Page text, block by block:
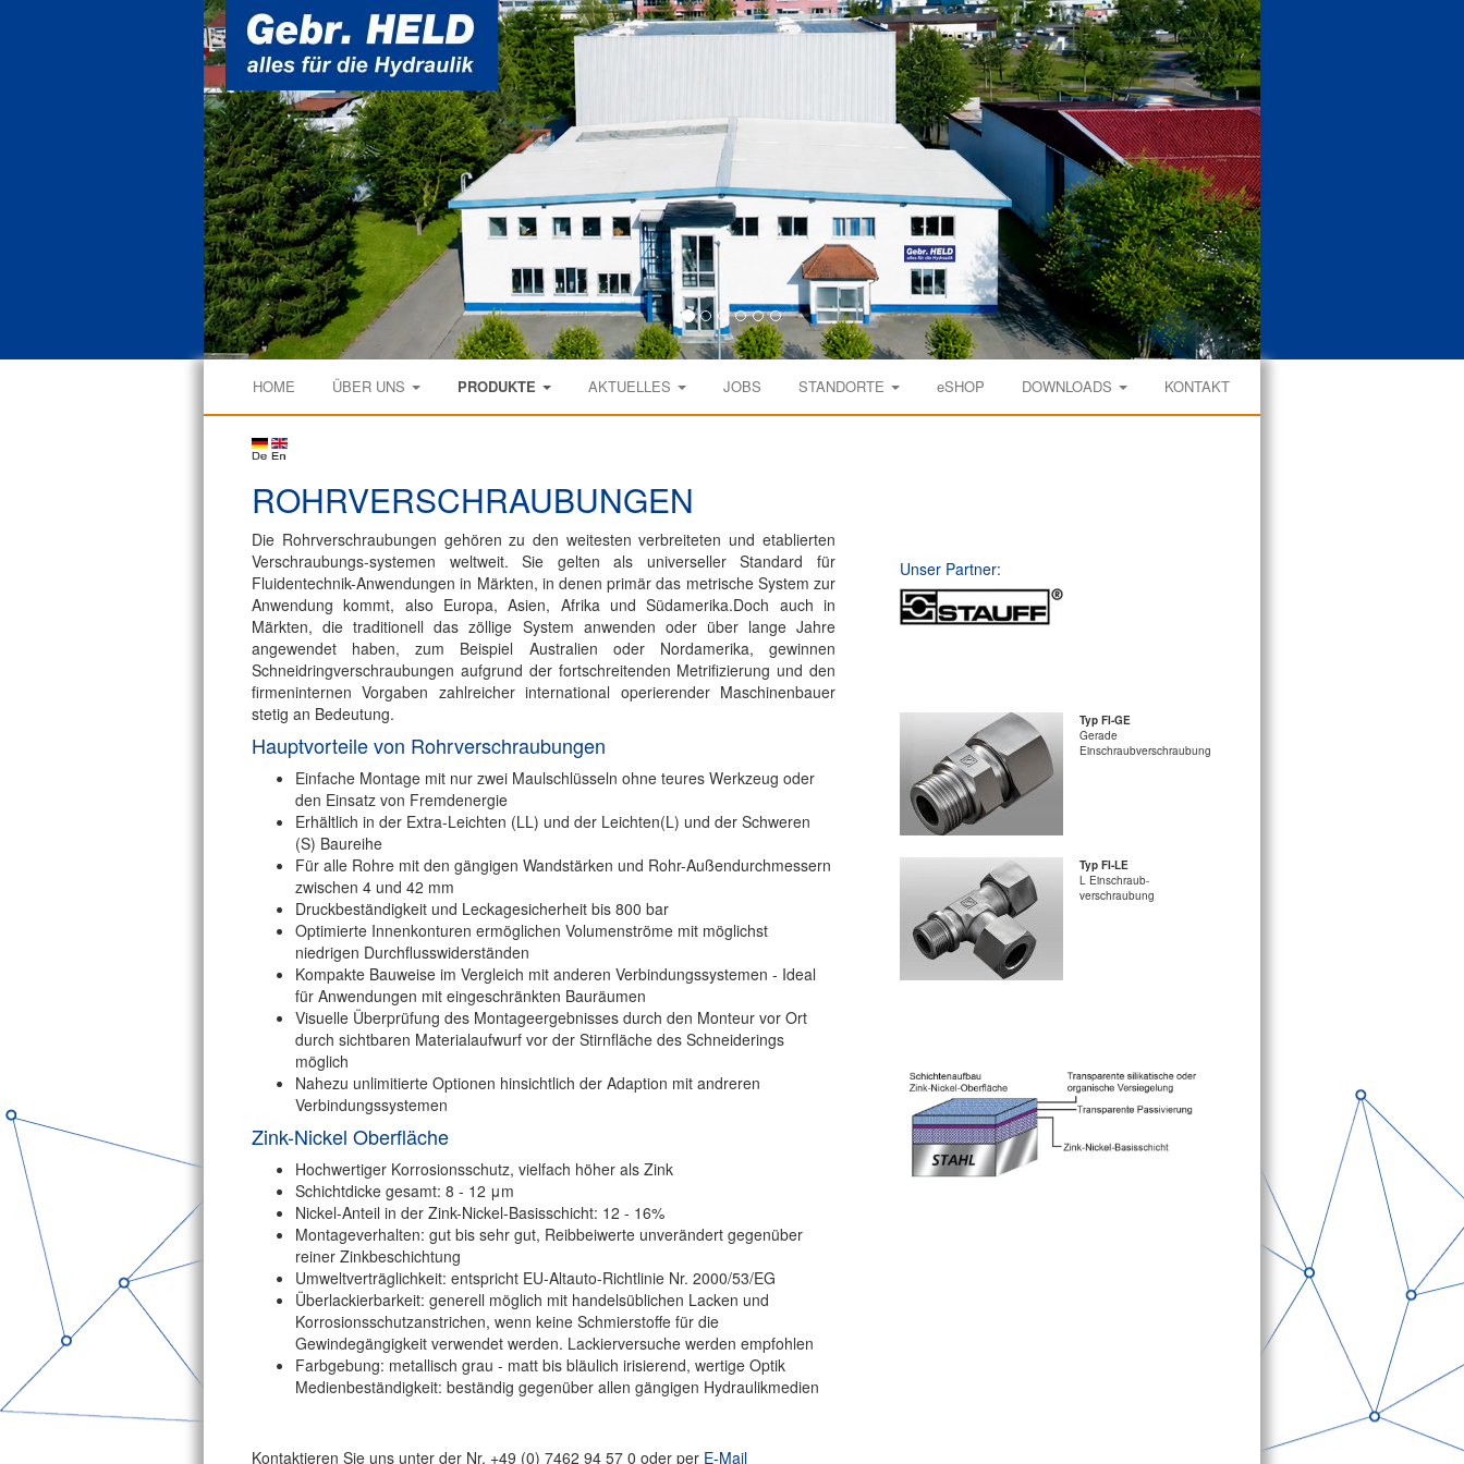
überspringen
HOME ÜBER UNS PRODUKTE AKTUELLES JOBS STANDORTE eSHOP DOWNLOADS KONTAKT
ROHRVERSCHRAUBUNGEN
Die Rohrverschraubungen gehören zu den weitesten verbreiteten und etablierten
Verschraubungs-systemen weltweit. Sie gelten als universeller Standard für
Fluidentechnik-Anwendungen in Märkten, in denen primär das metrische System zur
Anwendung kommt, also Europa, Asien, Afrika und Südamerika.Doch auch in
Märkten, die traditionell das zöllige System anwenden oder über lange Jahre
angewendet haben, zum Beispiel Australien oder Nordamerika, gewinnen
Schneidringverschraubungen aufgrund der fortschreitenden Metrifizierung und den
firmeninternen Vorgaben zahlreicher international operierender Maschinenbauer
stetig an Bedeutung.
Hauptvorteile von Rohrverschraubungen
Einfache Montage mit nur zwei Maulschlüsseln ohne teures Werkzeug oder
den Einsatz von Fremdenergie
Erhältlich in der Extra-Leichten (LL) und der Leichten(L) und der Schweren
(S) Baureihe
Für alle Rohre mit den gängigen Wandstärken und Rohr-Außendurchmessern
zwischen 4 und 42 mm
Druckbeständigkeit und Leckagesicherheit bis 800 bar
Optimierte Innenkonturen ermöglichen Volumenströme mit möglichst
niedrigen Durchflusswiderständen
Kompakte Bauweise im Vergleich mit anderen Verbindungssystemen - Ideal
für Anwendungen mit eingeschränkten Bauräumen
Visuelle Überprüfung des Montageergebnisses durch den Monteur vor Ort
durch sichtbaren Materialaufwurf vor der Stirnfläche des Schneiderings
möglich
Nahezu unlimitierte Optionen hinsichtlich der Adaption mit andreren
Verbindungssystemen
Zink-Nickel Oberfläche
Hochwertiger Korrosionsschutz, vielfach höher als Zink
Schichtdicke gesamt: 8 - 12 μm
Nickel-Anteil in der Zink-Nickel-Basisschicht: 12 - 16%
Montageverhalten: gut bis sehr gut, Reibbeiwerte unverändert gegenüber
reiner Zinkbeschichtung
Umweltverträglichkeit: entspricht EU-Altauto-Richtlinie Nr. 2000/53/EG
Überlackierbarkeit: generell möglich mit handelsüblichen Lacken und
Korrosionsschutzanstrichen, wenn keine Schmierstoffe für die
Gewindegängigkeit verwendet werden. Lackierversuche werden empfohlen
Farbgebung: metallisch grau - matt bis bläulich irisierend, wertige Optik
Medienbeständigkeit: beständig gegenüber allen gängigen Hydraulikmedien
Unser Partner:
Typ FI-GE
Gerade
Einschraubverschraubung
Typ FI-LE
L Einschraub-
verschraubung
Kontaktieren Sie uns unter der Nr. +49 (0) 7462 94 57 0 oder per E-Mail